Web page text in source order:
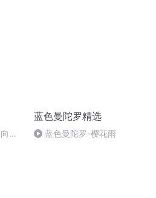
总
蓝色曼陀罗精选
蓝色曼陀罗-樱花雨